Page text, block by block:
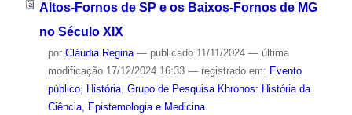
Altos-Fornos de SP e os Baixos-Fornos de MG
no Século XIX
por Cláudia Regina — publicado11/11/2024 — última
modificação17/12/2024 16:33 — registrado em: Evento
público, História, Grupo de Pesquisa Khronos: História da
Ciência, Epistemologia e Medicina